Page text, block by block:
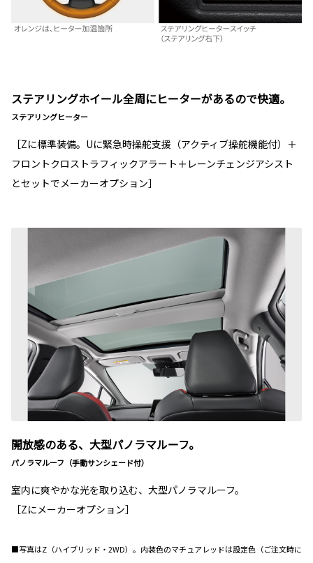
ステアリングホイール全周にヒーターがあるので快適。
ステアリングヒーター
［Zに標準装備。Uに緊急時操舵支援（アクティブ操舵機能付）＋
フロントクロストラフィックアラート＋レーンチェンジアシスト
とセットでメーカーオプション］
開放感のある、大型パノラマルーフ。
パノラマルーフ（手動サンシェード付）
室内に爽やかな光を取り込む、大型パノラマルーフ。
［Zにメーカーオプション］
■写真はZ（ハイブリッド・2WD）。内装色のマチュアレッドは設定色（ご注文時に